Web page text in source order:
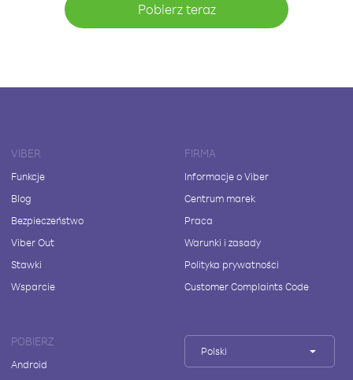
Pobierz teraz
VIBER
Funkcje
Blog
Bezpieczeństwo
Viber Out
Stawki
Wsparcie
FIRMA
Informacje o Viber
Centrum marek
Praca
Warunki i zasady
Polityka prywatności
Customer Complaints Code
POBIERZ
Android
Polski